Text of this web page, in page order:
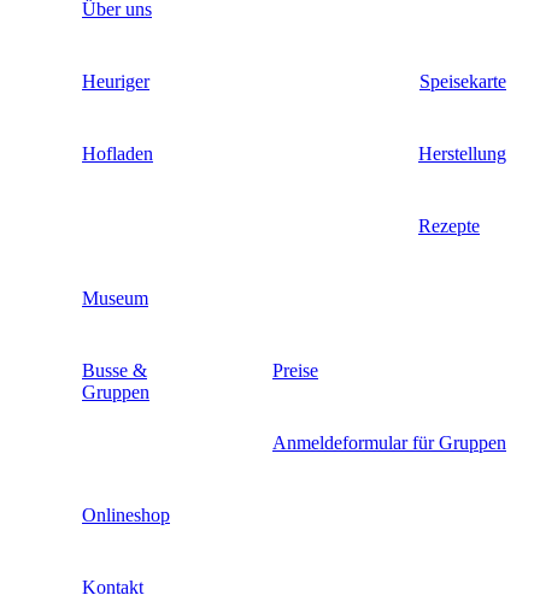
Über uns
Heuriger Speisekarte
Hofladen Herstellung
Rezepte
Museum
Busse &
Gruppen
Preise
Anmeldeformular für Gruppen
Onlineshop
Kontakt